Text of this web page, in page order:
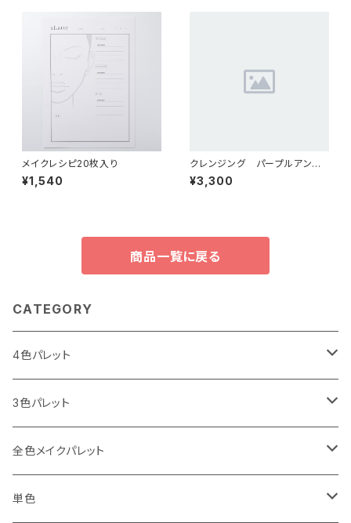
メイクレシピ20枚入り
¥1,540
クレンジング パープルアンキ
ンPURPLEANKIN
¥3,300
商品一覧に戻る
CATEGORY
4色パレット
I LOVE パレット
Spring（春）
Summer（夏）
I CAN MAKE パレット
Spring（春）
アイシャドウ4色パレット
3色パレット
アイブロウ3色
YE（イエロー）
全色メイクパレット
アイシャドウ87色
単色